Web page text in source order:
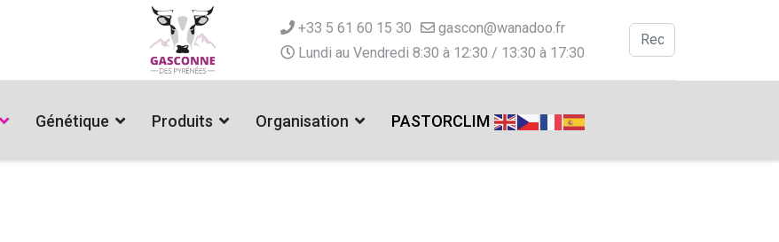
+33 5 61 60 15 30
gascon@wanadoo.fr
Lundi au Vendredi 8:30 à 12:30 / 13:30 à 17:30
Valider
Génétique Produits Organisation PASTORCLIM